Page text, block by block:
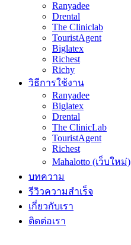
Ranyadee
Drental
The Cliniclab
TouristAgent
Biglatex
Richest
Richy
วิธีการใช้งาน
Ranyadee
Biglatex
Drental
The ClinicLab
TouristAgent
Richest
Mahalotto (เว็บใหม่)
บทความ
รีวิวความสำเร็จ
เกี่ยวกับเรา
ติดต่อเรา